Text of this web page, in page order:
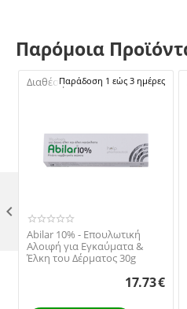
Παρόμοια
Διαθέσιμο:Παράδοση 1 εώς 3 ημέρες
Abilar 10% - Επουλωτική
Αλοιφή για Εγκαύματα &
Έλκη του Δέρματος 30g
17.73€
